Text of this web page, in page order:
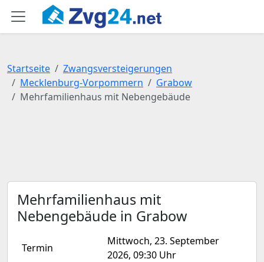
Startseite
Zwangsversteigerungen
Mecklenburg-Vorpommern
Grabow
Mehrfamilienhaus mit Nebengebäude
Mehrfamilienhaus mit
Nebengebäude in Grabow
Termin
Mittwoch, 23. September
2026, 09:30 Uhr